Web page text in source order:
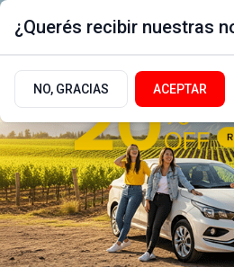
¿Querés recibir nuestras
NO, GRACIAS ACEPTAR